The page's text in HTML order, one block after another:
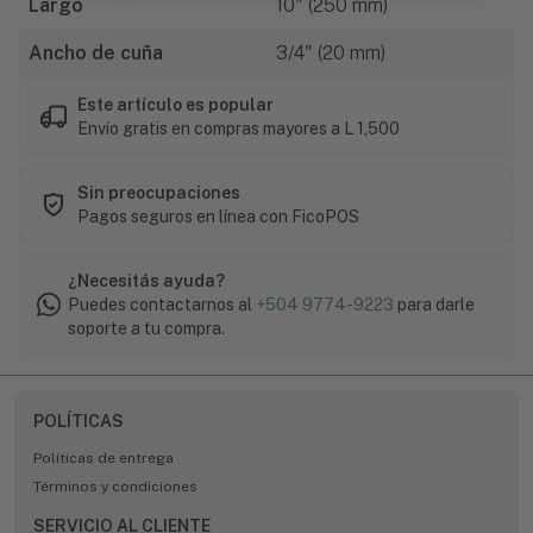
Largo 10" (250 mm)
Ancho de cuña 3/4" (20 mm)
Este artículo es popular
Envío gratis en compras mayores a L 1,500
Sin preocupaciones
Pagos seguros en línea con FicoPOS
¿Necesitás ayuda?
Puedes contactarnos al +504 9774-9223 para darle
soporte a tu compra.
POLÍTICAS
Políticas de entrega
Términos y condiciones
SERVICIO AL CLIENTE